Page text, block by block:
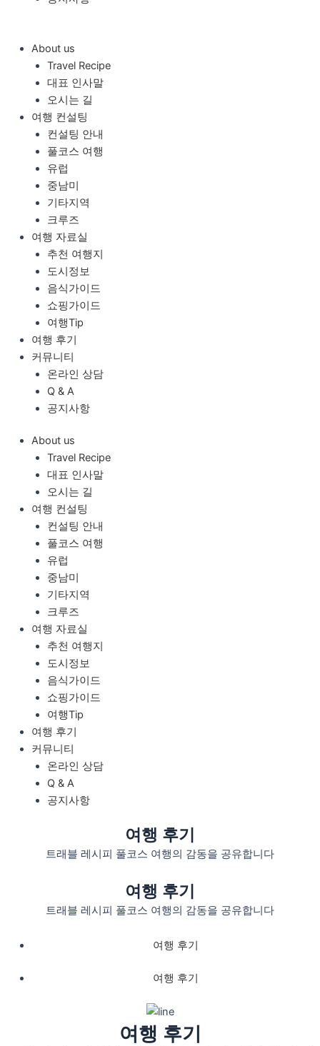
About us
Travel Recipe
대표 인사말
오시는 길
여행 컨설팅
컨설팅 안내
풀코스 여행
유럽
중남미
기타지역
크루즈
여행 자료실
추천 여행지
도시정보
음식가이드
쇼핑가이드
여행Tip
여행 후기
커뮤니티
온라인 상담
Q & A
공지사항
About us
Travel Recipe
대표 인사말
오시는 길
여행 컨설팅
컨설팅 안내
풀코스 여행
유럽
중남미
기타지역
크루즈
여행 자료실
추천 여행지
도시정보
음식가이드
쇼핑가이드
여행Tip
여행 후기
커뮤니티
온라인 상담
Q & A
공지사항
여행 후기
트래블 레시피 풀코스 여행의 감동을 공유합니다
여행 후기
트래블 레시피 풀코스 여행의 감동을 공유합니다
여행 후기
여행 후기
여행 후기